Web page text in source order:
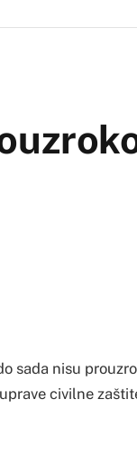
sada nisu
civilne